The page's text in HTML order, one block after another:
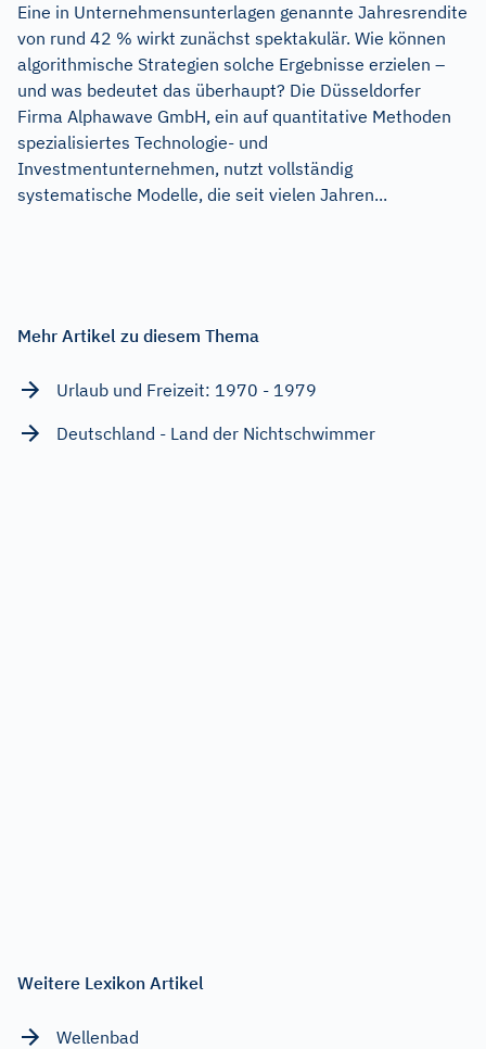
Eine in Unternehmensunterlagen genannte Jahresrendite
von rund 42 % wirkt zunächst spektakulär. Wie können
algorithmische Strategien solche Ergebnisse erzielen –
und was bedeutet das überhaupt? Die Düsseldorfer
Firma Alphawave GmbH, ein auf quantitative Methoden
spezialisiertes Technologie- und
Investmentunternehmen, nutzt vollständig
systematische Modelle, die seit vielen Jahren...
Mehr Artikel zu diesem Thema
Urlaub und Freizeit: 1970 - 1979
Deutschland - Land der Nichtschwimmer
Weitere Lexikon Artikel
Wellenbad